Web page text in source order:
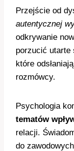
Przejście od
autentycznej
odkrywanie
porzucić utarte
które
rozmówcy.
Psychologia
tematów
relacji.
do